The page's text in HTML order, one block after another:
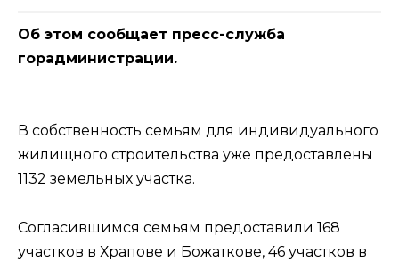
Об этом сообщает пресс-служба
горадминистрации.
В собственность семьям для индивидуального
жилищного строительства уже предоставлены
1132 земельных участка.
Согласившимся семьям предоставили 168
участков в Храпове и Божаткове, 46 участков в